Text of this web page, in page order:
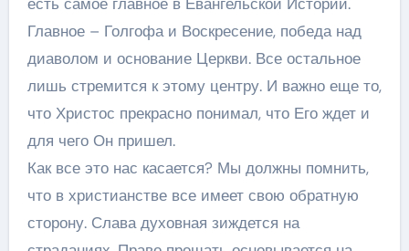
Главное – Голгофа и Воскресение, победа над
диаволом и основание Церкви. Все остальное
лишь стремится к этому центру. И важно еще то,
что Христос прекрасно понимал, что Его ждет и
для чего Он пришел.
Как все это нас касается? Мы должны помнить,
что в христианстве все имеет свою обратную
сторону. Слава духовная зиждется на